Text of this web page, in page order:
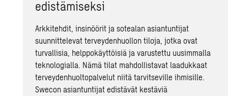
edistämiseksi
Arkkitehdit, insinöörit ja sotealan asiantuntijat
suunnittelevat terveydenhuollon tiloja, jotka ovat
turvallisia, helppokäyttöisiä ja varustettu uusimmalla
teknologialla. Nämä tilat mahdollistavat laadukkaat
terveydenhuoltopalvelut niitä tarvitseville ihmisille.
Swecon asiantuntijat edistävät kestäviä